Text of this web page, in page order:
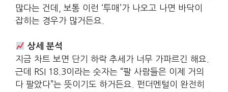
많다는 건데, 보통 이런 ‘투매’가 나오고 나면 바닥이
잡히는 경우가 많거든요.
상세 분석
지금 차트 보면 단기 하락 추세가 너무 가파르긴 해요.
근데 RSI 18.3이라는 숫자는 “팔 사람들은 이제 거의
다 팔았다”는 뜻이기도 하거든요. 펀더멘털이 완전히